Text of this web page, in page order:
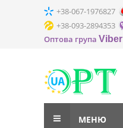
+38-067-1976827
+38-093-2894353
Оптова група Viber
МЕНЮ